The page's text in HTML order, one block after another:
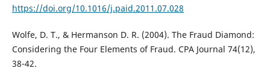
https://doi.org/10.1016/j.paid.2011.07.028
Wolfe, D. T., & Hermanson D. R. (2004). The Fraud Diamond:
Considering the Four Elements of Fraud. CPA Journal 74(12),
38-42.